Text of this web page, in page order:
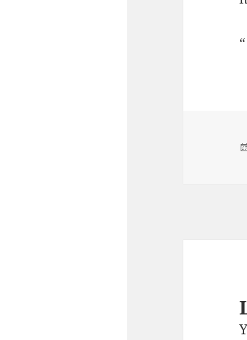
“`